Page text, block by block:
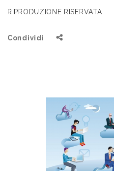
RIPRODUZIONE RISERVATA
Condividi